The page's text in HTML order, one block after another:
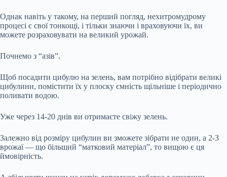
Однак навіть у такому, на перший погляд, нехитромудрому
процесі є свої тонкощі, і тільки знаючи і враховуючи їх, ви
можете розраховувати на великий урожай.
Почнемо з “азів”.
Щоб посадити цибулю на зелень, вам потрібно відібрати великі
цибулини, помістити їх у плоску ємність щільніше і періодично
поливати водою.
Уже через 14-20 днів ви отримаєте свіжу зелень.
Залежно від розміру цибулин ви зможете зібрати не один, а 2-3
врожаї — що більший “матковий матеріал”, то вищою є ця
ймовірність.